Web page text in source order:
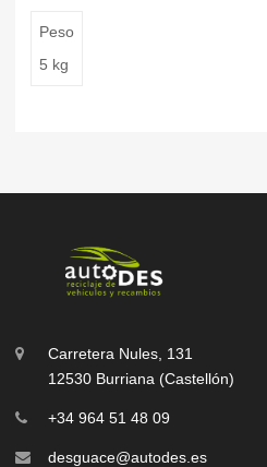
Peso
5 kg
Carretera Nules, 131
12530 Burriana (Castellón)
+34 964 51 48 09
desguace@autodes.es